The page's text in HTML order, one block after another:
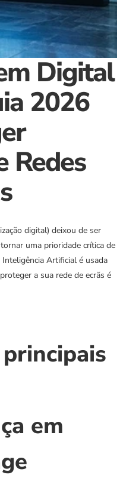
Digital
2026
Redes
digital) deixou de ser
uma prioridade crítica de
Artificial é usada
a sua rede de ecrãs é
em